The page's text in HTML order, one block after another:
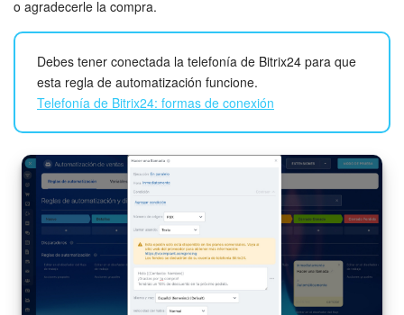
Marketing
Gestión del inventario
Widget del empleado
Configuraciones de la cuenta
Bitrix24 En Premisa
Bitrix24 Messenger
De. Especifica la dirección desde la que se enviará el correo
electrónico. Si se especificaSelección automática, se
utilizará la dirección de e-mail del empleado responsable. Si
la persona responsable tiene varias direcciones, se enviará
un correo electrónico desde la primera de la lista.
o agradecerle la compra.
Debes tener conectada la telefonía de Bitrix24 para que
esta regla de automatización funcione.
Telefonía de Bitrix24: formas de conexión